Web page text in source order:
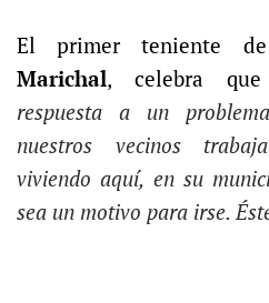
El primer teniente
Marichal, celebra
respuesta a un
nuestros vecinos
viviendo aquí, en su
sea un motivo para irse.